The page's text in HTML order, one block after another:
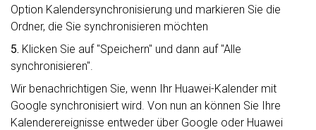
Option Kalendersynchronisierung und markieren Sie die
Ordner, die Sie synchronisieren möchten
5. Klicken Sie auf "Speichern" und dann auf "Alle
synchronisieren".
Wir benachrichtigen Sie, wenn Ihr Huawei-Kalender mit
Google synchronisiert wird. Von nun an können Sie Ihre
Kalenderereignisse entweder über Google oder Huawei